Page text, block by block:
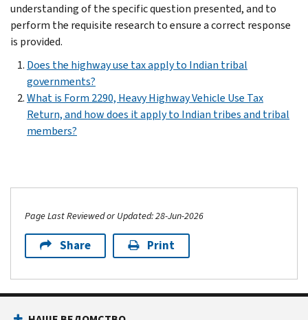
understanding of the specific question presented, and to
perform the requisite research to ensure a correct response
is provided.
Does the highway use tax apply to Indian tribal
governments?
What is Form 2290, Heavy Highway Vehicle Use Tax
Return, and how does it apply to Indian tribes and tribal
members?
Page Last Reviewed or Updated: 28-Jun-2026
Share Print